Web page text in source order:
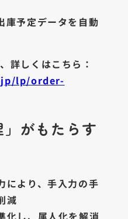
庫予定データを自動
詳しくはこちら：
lp/order-
」がもたらす
により、手入力の手
減
化し、属人化を解消